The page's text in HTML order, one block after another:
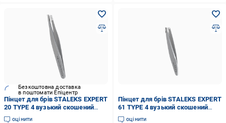
Безкоштовна доставка
в поштомати Епіцентр
Пінцет для брів STALEKS EXPERT
20 TYPE 4 вузький скошений
(TE-20/4)
оцінити
Пінцет для брів STALEKS EXPERT
61 TYPE 4 вузький скошений
(TE-61/4)
оцінити